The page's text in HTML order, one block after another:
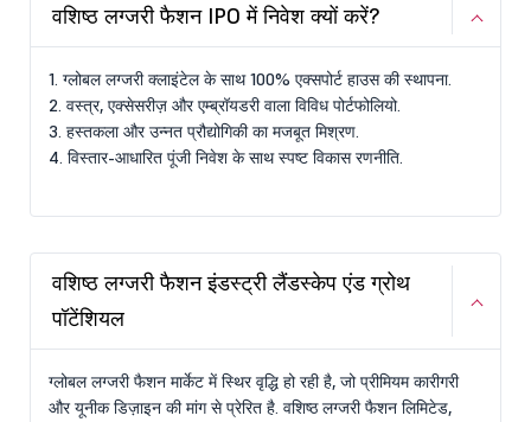
वशिष्ठ लग्जरी फैशन IPO में निवेश क्यों करें?
1. ग्लोबल लग्जरी क्लाइंटेल के साथ 100% एक्सपोर्ट हाउस की स्थापना.
2. वस्त्र, एक्सेसरीज़ और एम्ब्रॉयडरी वाला विविध पोर्टफोलियो.
3. हस्तकला और उन्नत प्रौद्योगिकी का मजबूत मिश्रण.
4. विस्तार-आधारित पूंजी निवेश के साथ स्पष्ट विकास रणनीति.
वशिष्ठ लग्जरी फैशन इंडस्ट्री लैंडस्केप एंड ग्रोथ
पॉटेंशियल
ग्लोबल लग्जरी फैशन मार्केट में स्थिर वृद्धि हो रही है, जो प्रीमियम कारीगरी
और यूनीक डिज़ाइन की मांग से प्रेरित है. वशिष्ठ लग्जरी फैशन लिमिटेड,